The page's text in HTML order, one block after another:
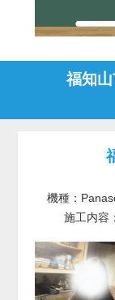
福知
機種：
施工内容